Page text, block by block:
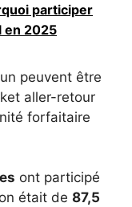
participer
en 2025
peuvent être
aller-retour
forfaitaire
ont participé
était de 87,5